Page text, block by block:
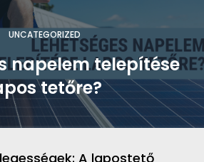
UNCATEGORIZED
napelem telepítése
tetőre?
A lapostető